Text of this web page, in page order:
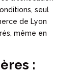
seul
de Lyon
même en
: